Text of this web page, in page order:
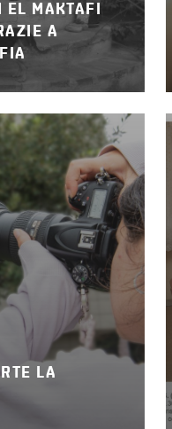
EL MAKTAFI
A
LA